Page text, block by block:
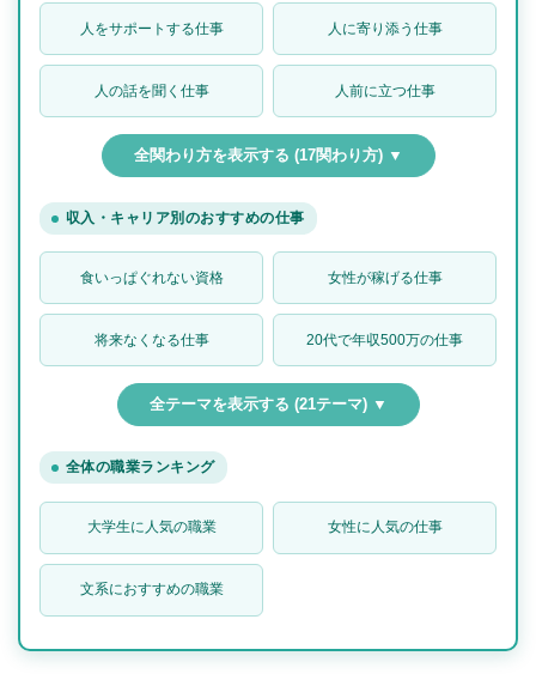
人をサポートする仕事 人に寄り添う仕事
人の話を聞く仕事 人前に立つ仕事
全関わり方を表示する (17関わり方) ▼
収入・キャリア別のおすすめの仕事
食いっぱぐれない資格 女性が稼げる仕事
将来なくなる仕事 20代で年収500万の仕事
全テーマを表示する (21テーマ) ▼
全体の職業ランキング
大学生に人気の職業 女性に人気の仕事
文系におすすめの職業